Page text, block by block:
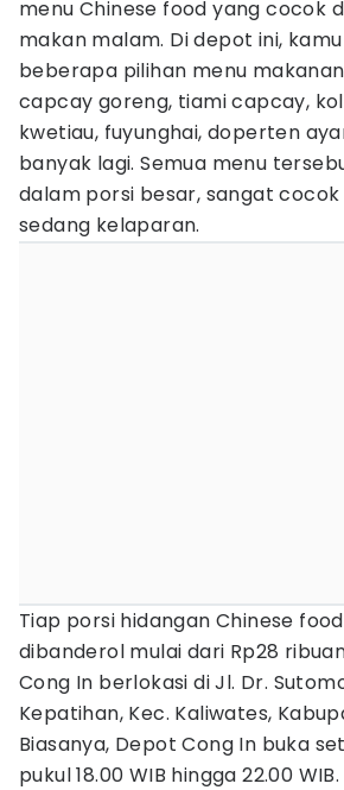
menu Chinese food yang cocok
makan malam. Di depot ini,
beberapa pilihan menu
capcay goreng, tiami capcay,
kwetiau, fuyunghai, doperten
banyak lagi. Semua menu
dalam porsi besar, sangat
sedang kelaparan.
Tiap porsi hidangan Chinese
dibanderol mulai dari Rp28
Cong In berlokasi di Jl. Dr.
Kepatihan, Kec. Kaliwates,
Biasanya, Depot Cong In buka
pukul 18.00 WIB hingga 22.00 WIB.